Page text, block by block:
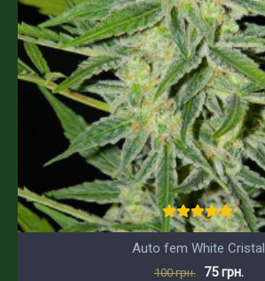
Auto fem White Cristal
100 грн. 75 грн.